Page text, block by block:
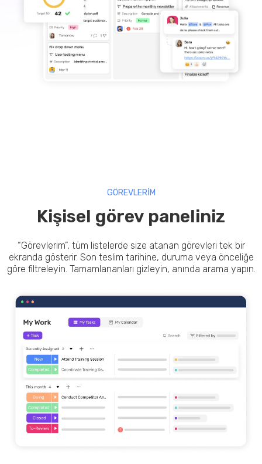
GÖREVLERİM
Kişisel görev paneliniz
“Görevlerim”, tüm listelerde size atanan görevleri tek bir
ekranda gösterir. Son teslim tarihine, duruma veya önceliğe
göre filtreleyin. Tamamlananları gizleyin, anında arama yapın.